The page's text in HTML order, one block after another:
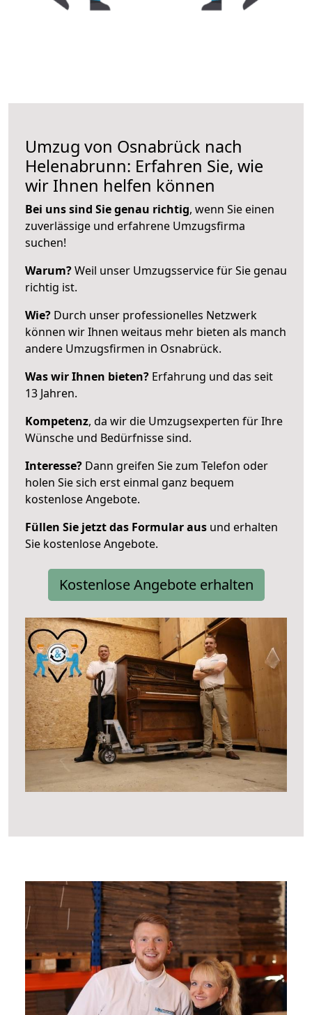
Umzug von Osnabrück nach
Helenabrunn: Erfahren Sie, wie
wir Ihnen helfen können
Bei uns sind Sie genau richtig, wenn Sie einen
zuverlässige und erfahrene Umzugsfirma
suchen!
Warum?Weil unser Umzugsservice für Sie genau
richtig ist.
Wie? Durch unser professionelles Netzwerk
können wir Ihnen weitaus mehr bieten als manch
andere Umzugsfirmen in Osnabrück.
Was wir Ihnen bieten? Erfahrung und das seit
13 Jahren.
Kompetenz, da wir die Umzugsexperten für Ihre
Wünsche und Bedürfnisse sind.
Interesse? Dann greifen Sie zum Telefon oder
holen Sie sich erst einmal ganz bequem
kostenlose Angebote.
Füllen Sie jetzt das Formular aus und erhalten
Sie kostenlose Angebote.
Kostenlose Angebote erhalten